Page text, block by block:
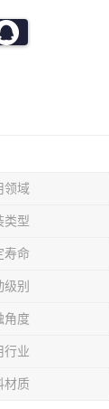
领域
类型
寿命
级别
角度
行业
材质